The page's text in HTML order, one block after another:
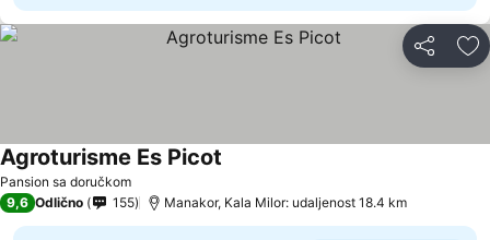
Deli
Pansion sa doručkom
Agroturisme Es Picot
9,6 Odlično 155 Manakor, Kala Milor: udaljenost 18.4 km